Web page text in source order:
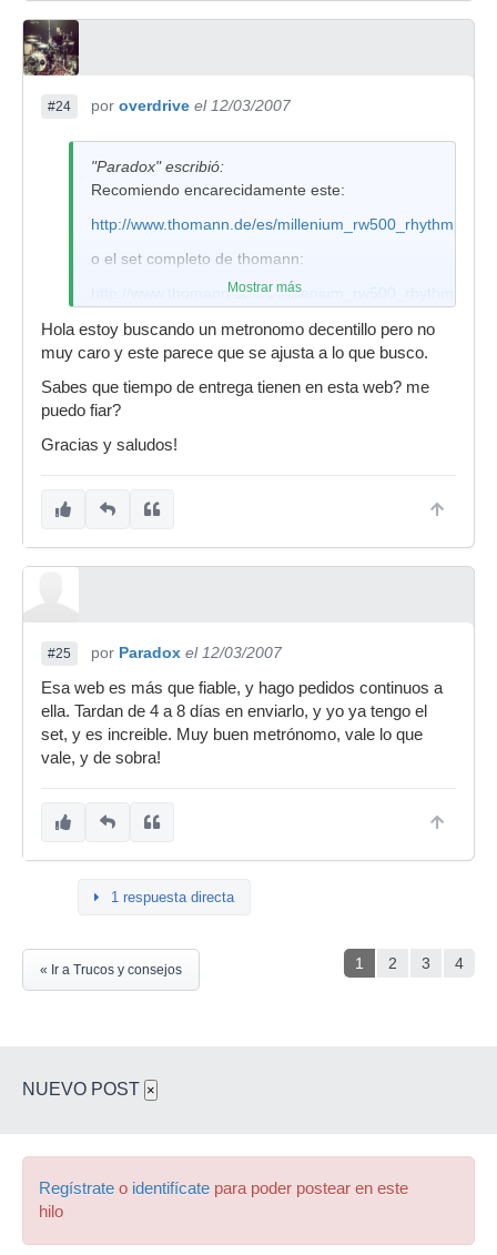
#24 por overdrive el 12/03/2007
"Paradox" escribió:
Recomiendo encarecidamente este:
http://www.thomann.de/es/
o el set completo de thomann:
http://www.thomann.de/es/
Mostrar más
Hola estoy buscando un metronomo decentillo pero no
muy caro y este parece que se ajusta a lo que busco.
Sabes que tiempo de entrega tienen en esta web? me
puedo fiar?
Gracias y saludos!
#25 por Paradox el 12/03/2007
Esa web es más que fiable, y hago pedidos continuos a
ella. Tardan de 4 a 8 días en enviarlo, y yo ya tengo el
set, y es increible. Muy buen metrónomo, vale lo que
vale, y de sobra!
1 respuesta directa
1 2 3 4
« Ir a Trucos y consejos
NUEVO POST ×
Regístrate o identifícate para poder postear en este
hilo